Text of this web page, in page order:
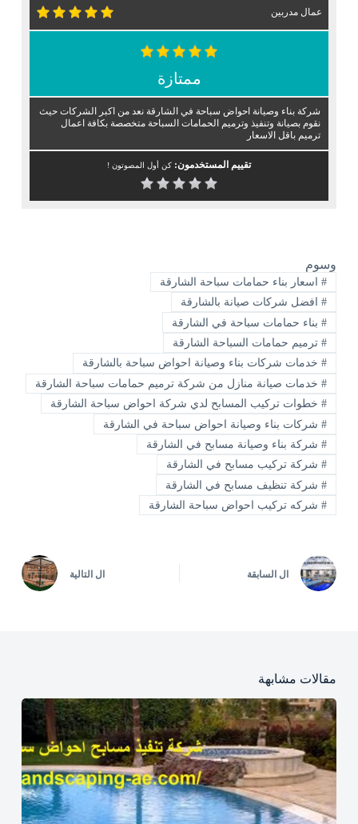
عمال مدربين
ممتازة
شركة بناء وصيانة احواض سباحة في الشارقة نعد من اكبر الشركات حيث
نقوم بصيانة وتنفيذ وترميم الحمامات السباحة متخصصة بكافة اعمال
ترميم باقل الاسعار
تقييم المستخدمون: كن أول المصوتون !
وسوم
#اسعار بناء حمامات سباحة الشارقة
#افضل شركات صيانة بالشارقة
#بناء حمامات سباحة في الشارقة
#ترميم حمامات السباحة الشارقة
#خدمات شركات بناء وصيانة احواض سباحة بالشارقة
#خدمات صيانة منازل من شركة ترميم حمامات سباحة الشارقة
#خطوات تركيب المسابح لدي شركة احواض سباحة الشارقة
#شركات بناء وصيانة احواض سباحة في الشارقة
#شركة بناء وصيانة مسابح في الشارقة
#شركة تركيب مسابح في الشارقة
#شركة تنظيف مسابح في الشارقة
#شركه تركيب احواض سباحة الشارقة
ال السابقة ال التالية
مقالات مشابهة